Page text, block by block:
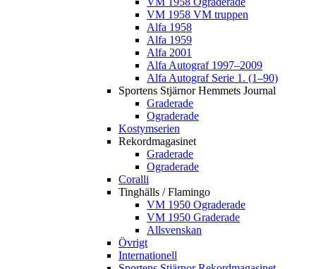
VM 1958 VM truppen
Alfa 1958
Alfa 1959
Alfa 2001
Alfa Autograf 1997–2009
Alfa Autograf Serie 1. (1–90)
Sportens Stjärnor Hemmets Journal
Graderade
Ograderade
Kostymserien
Rekordmagasinet
Graderade
Ograderade
Coralli
Tinghälls / Flamingo
VM 1950 Ograderade
VM 1950 Graderade
Allsvenskan
Övrigt
Internationell